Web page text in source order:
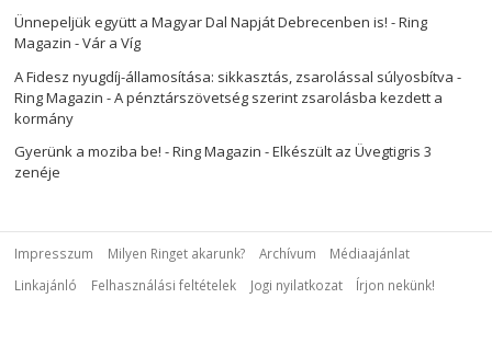
Ünnepeljük együtt a Magyar Dal Napját Debrecenben is! - Ring
Magazin -Vár a Víg
A Fidesz nyugdíj-államosítása: sikkasztás, zsarolással súlyosbítva -
Ring Magazin -A pénztárszövetség szerint zsarolásba kezdett a
kormány
Gyerünk a moziba be! - Ring Magazin -Elkészült az Üvegtigris 3
zenéje
Impresszum Milyen Ringet akarunk? Archívum
Médiaajánlat
Linkajánló
Felhasználási feltételek Jogi nyilatkozat Írjon nekünk!